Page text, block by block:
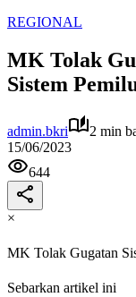
REGIONAL
MK Tolak
Sistem
admin.bkri
2 min
15/06/2023
644
×
MK Tolak Gugatan
Sebarkan artikel ini